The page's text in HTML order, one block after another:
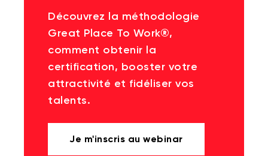
Découvrez la méthodologie
Great Place To Work®,
comment obtenir la
certification, booster votre
attractivité et fidéliser vos
talents.
Je m'inscris au webinar